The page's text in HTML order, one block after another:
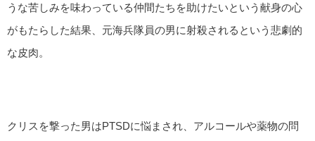
うな苦しみを味わっている仲間たちを助けたいという献身の心
がもたらした結果、元海兵隊員の男に射殺されるという悲劇的
な皮肉。
クリスを撃った男はPTSDに悩まされ、アルコールや薬物の問